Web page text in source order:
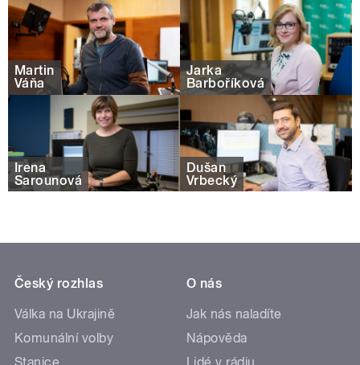
Martin
Váňa
Jarka
Barboříková
Irena
Šarounová
Dušan
Vrbecký
Český rozhlas
Válka na Ukrajině
Komunální volby
O nás
Jak nás naladíte
Nápověda